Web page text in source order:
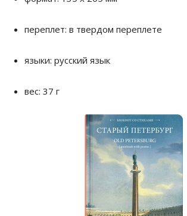
переплет: в твердом переплете
языки: русский язык
вес: 37 г